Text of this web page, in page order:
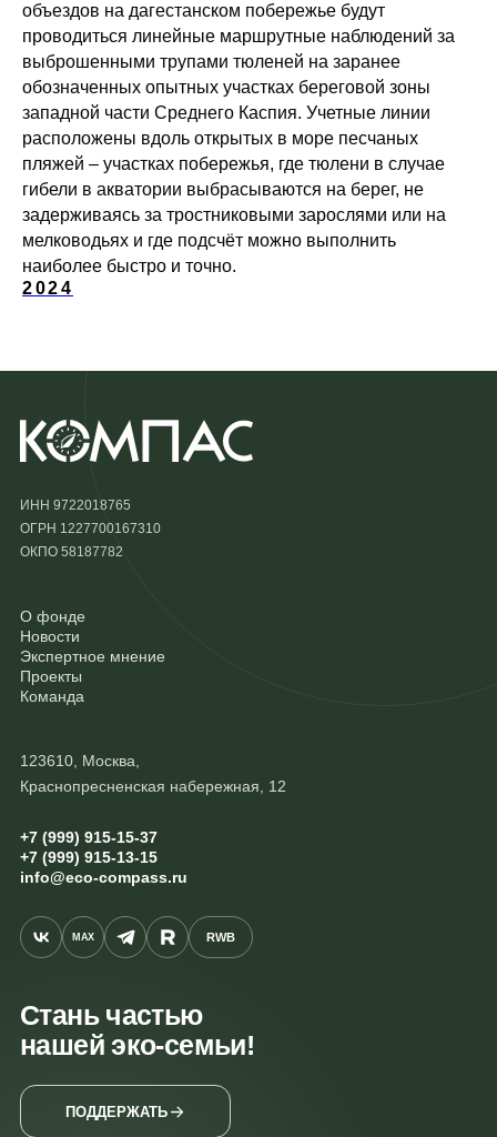
объездов на дагестанском побережье будут
проводиться линейные маршрутные наблюдений за
выброшенными трупами тюленей на заранее
обозначенных опытных участках береговой зоны
западной части Среднего Каспия. Учетные линии
расположены вдоль открытых в море песчаных
пляжей – участках побережья, где тюлени в случае
гибели в акватории выбрасываются на берег, не
задерживаясь за тростниковыми зарослями или на
мелководьях и где подсчёт можно выполнить
наиболее быстро и точно.
2024
ИНН 9722018765
ОГРН 1227700167310
ОКПО 58187782
О фонде
Новости
Экспертное мнение
Проекты
Команда
123610, Москва,
Краснопресненская набережная, 12
+7 (999) 915-15-37
+7 (999) 915-13-15
info@eco-compass.ru
MAX RWB
Стань частью
нашей эко-семьи!
ПОДДЕРЖАТЬ